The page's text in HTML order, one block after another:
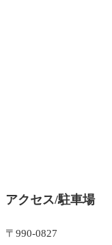
アクセス/駐車場
〒990-0827